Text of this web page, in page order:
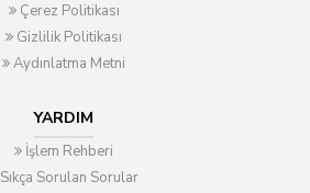
Çerez Politikası
Gizlilik Politikası
Aydınlatma Metni
YARDIM
İşlem Rehberi
Sıkça Sorulan Sorular